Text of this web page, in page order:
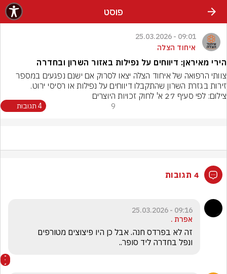
פוסט
09:01 - 25.03.2026
איחוד הצלה
הירי מאיראן: דיווחים על נפילות באזור השרון ובחדרה
צוותי הרפואה של איחוד הצלה יצאו לסרוק אם ישנם נפגעים במספר
זירות בגזרת השרון שהתקבלו דיווחים על נפילות או רסיסי ירוט.
צילום: לפי סעיף 27 א' לחוק זכויות היוצרים
9 4 תגובות
4 תגובות
09:16 - 25.03.2026
אפרת .
ונפל בחדרה ליד סופר..